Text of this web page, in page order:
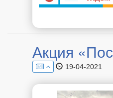
Акция
19-04-2021